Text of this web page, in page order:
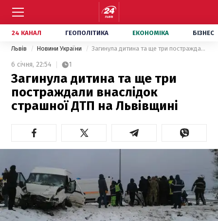
24 КАНАЛ ГЕОПОЛІТИКА ЕКОНОМІКА БІЗНЕС
Львів Новини України Загинула дитина та ще три постраждали внаслідок страшної ДТП на Львівщині
6 січня, 22:54 1
Загинула дитина та ще три
постраждали внаслідок
страшної ДТП на Львівщині